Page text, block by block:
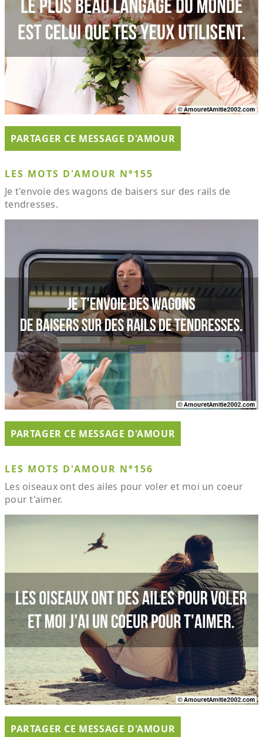
PARTAGER CE MESSAGE D'AMOUR
LES MOTS D'AMOUR N°155
Je t'envoie des wagons de baisers sur des rails de
tendresses.
PARTAGER CE MESSAGE D'AMOUR
LES MOTS D'AMOUR N°156
Les oiseaux ont des ailes pour voler et moi un coeur
pour t'aimer.
PARTAGER CE MESSAGE D'AMOUR